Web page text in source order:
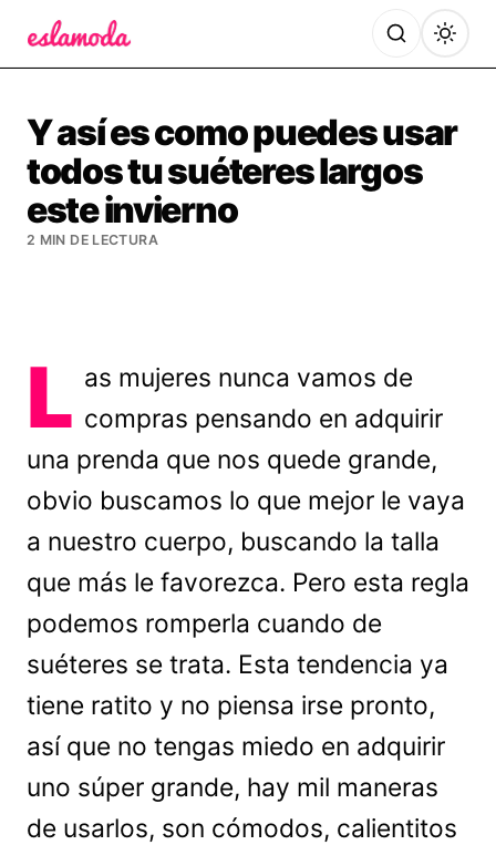
Y así es como puedes usar
todos tu suéteres largos
este invierno
2 MIN DE LECTURA
L as mujeres nunca vamos de
compras pensando en adquirir
una prenda que nos quede grande,
obvio buscamos lo que mejor le vaya
a nuestro cuerpo, buscando la talla
que más le favorezca. Pero esta regla
podemos romperla cuando de
suéteres se trata. Esta tendencia ya
tiene ratito y no piensa irse pronto,
así que no tengas miedo en adquirir
uno súper grande, hay mil maneras
de usarlos, son cómodos, calientitos